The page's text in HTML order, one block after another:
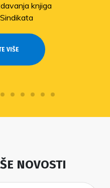
knjiga
VIŠE
NOVOSTI